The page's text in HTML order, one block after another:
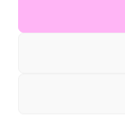
nimm
Blick ging
mich an
schrieb